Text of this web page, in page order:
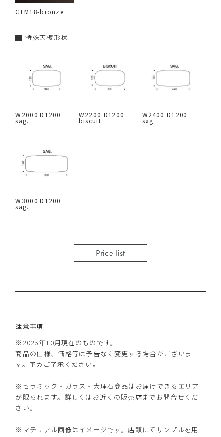
GFM18-bronze
特殊天板形状
W2000 D1200
sag.
W2200 D1200
biscuit
W2400 D1200
sag.
W3000 D1200
sag.
Price list
注意事項
※2025年10月現在のものです。
商品の仕様、価格等は予告なく変更する場合がございま
す。予めご了承ください。
※セラミック・ガラス・大理石商品はお届けできるエリア
が限られます。詳しくはお近くの販売店までお問合せくだ
さい。
※マテリアル画像はイメージです。店頭にてサンプルを用